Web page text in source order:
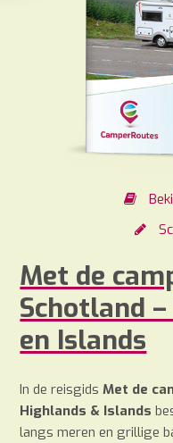
Met de
Schotland
en Islands
In de reisgidsMet de
Highlands & Islands
langs meren en grillige